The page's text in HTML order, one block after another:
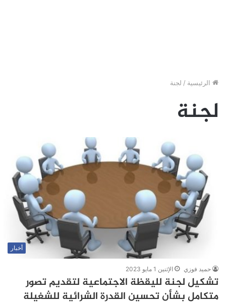
الرئيسية / لجنة
لجنة
أخبار
حميد فوزي الإثنين 1 مايو 2023
تشكيل لجنة لليقظة الاجتماعية لتقديم تصور
متكامل بشأن تحسين القدرة الشرائية للشغيلة